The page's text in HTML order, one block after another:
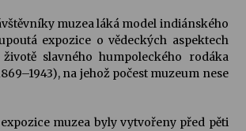
muzea láká model indiánského
expozice o vědeckých aspektech
slavného humpoleckého rodáka
na jehož počest muzeum nese
muzea byly vytvořeny před pěti